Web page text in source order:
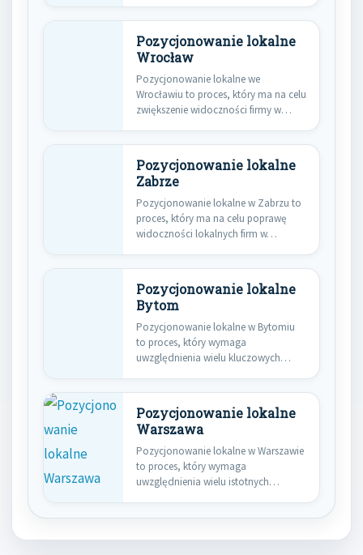
Pozycjonowanie lokalne
Wrocław
Pozycjonowanie lokalne we
Wrocławiu to proces, który ma na celu
zwiększenie widoczności firmy w
Pozycjonowanie lokalne
Zabrze
Pozycjonowanie lokalne w Zabrzu to
proces, który ma na celu poprawę
widoczności lokalnych firm w…
Pozycjonowanie lokalne
Bytom
Pozycjonowanie lokalne w Bytomiu
to proces, który wymaga
uwzględnienia wielu kluczowych
Pozycjonowanie lokalne
Warszawa
Pozycjonowanie lokalne w Warszawie
to proces, który wymaga
uwzględnienia wielu istotnych